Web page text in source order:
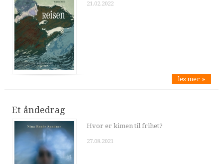
21.02.2022
les mer »
Et åndedrag
Hvor er kimen til frihet?
27.08.2021